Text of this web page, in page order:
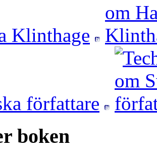
Klinthage
författare
boken